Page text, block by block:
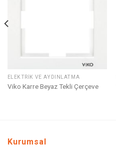
ELEKTRIK VE AYDINLATMA
Viko Karre Beyaz Tekli Çerçeve
Kurumsal